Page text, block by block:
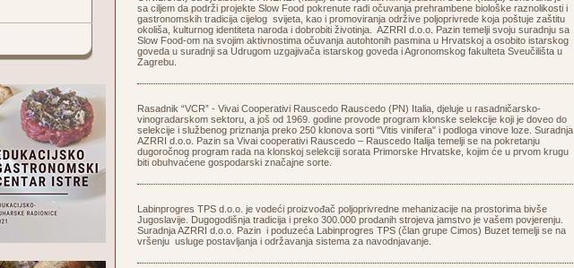
sa ciljem da podrži projekte Slow Food pokrenute radi očuvanja prehrambene biološke raznolikosti i
gastronomskih tradicija cijelog svijeta, kao i promoviranja održive poljoprivrede koja poštuje zaštitu
okoliša, kulturnog identiteta naroda i dobrobiti životinja. AZRRI d.o.o. Pazin temelji svoju suradnju sa
Slow Food-om na svojim aktivnostima očuvanja autohtonih pasmina u Hrvatskoj a osobito istarskog
goveda u suradnji sa Udrugom uzgajivača istarskog goveda i Agronomskog fakulteta Sveučilišta u
Zagrebu.
Rasadnik “VCR” - Vivai Cooperativi Rauscedo Rauscedo (PN) Italia, djeluje u rasadničarsko-
vinogradarskom sektoru, a još od 1969. godine provode program klonske selekcije koji je doveo do
selekcije i službenog priznanja preko 250 klonova sorti "Vitis vinifera" i podloga vinove loze. Suradnja
AZRRI d.o.o. Pazin sa Vivai cooperativi Rauscedo – Rauscedo Italija temelji se na pokretanju
dugoročnog program rada na klonskoj selekciji sorata Primorske Hrvatske, kojim će u prvom krugu
biti obuhvaćene gospodarski značajne sorte.
Labinprogres TPS d.o.o. je vodeći proizvođač poljoprivredne mehanizacije na prostorima bivše
Jugoslavije. Dugogodišnja tradicija i preko 300.000 prodanih strojeva jamstvo je vašem povjerenju.
Suradnja AZRRI d.o.o. Pazin i poduzeća Labinprogres TPS (član grupe Cimos) Buzet temelji se na
vršenju usluge postavljanja i održavanja sistema za navodnjavanje.